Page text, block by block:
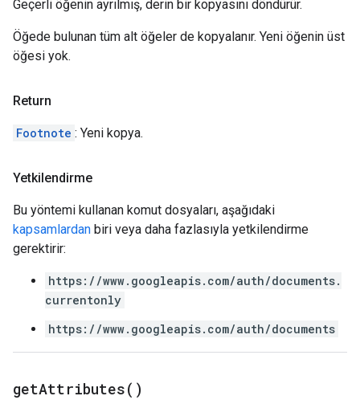
Geçerli öğenin ayrılmış, derin bir kopyasını döndürür.
Öğede bulunan tüm alt öğeler de kopyalanır. Yeni öğenin üst
öğesi yok.
Return
Footnote : Yeni kopya.
Yetkilendirme
Bu yöntemi kullanan komut dosyaları, aşağıdaki
kapsamlardan biri veya daha fazlasıyla yetkilendirme
gerektirir:
https://www.googleapis.com/auth/documents.
currentonly
https://www.googleapis.com/auth/documents
getAttributes( )